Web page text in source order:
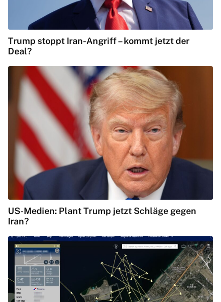
Trump stoppt Iran-Angriff – kommt jetzt der
Deal?
US-Medien: Plant Trump jetzt Schläge gegen
Iran?